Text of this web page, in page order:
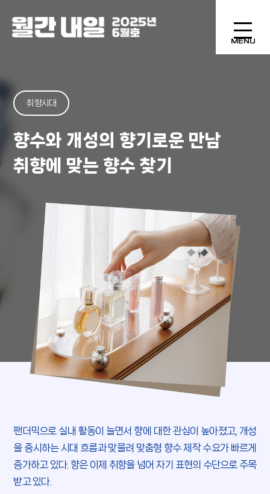
MENU
취향시대
향수와 개성의 향기로운 만남
취향에 맞는 향수 찾기
팬더믹으로 실내 활동이 늘면서 향에 대한 관심이 높아졌고, 개성
을 중시하는 시대 흐름과 맞물려 맞춤형 향수 제작 수요가 빠르게
증가하고 있다. 향은 이제 취향을 넘어 자기 표현의 수단으로 주목
받고 있다.